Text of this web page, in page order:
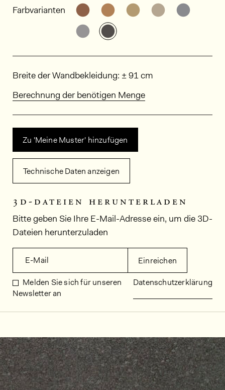
Farbvarianten Weitere Varianten entdecken:
Weitere Varianten
Weitere Varianten
Weitere
Weitere Varianten entdecken:
Weitere Varianten
Abmessungen
Breite der Wandbekleidung: ± 91 cm
Berechnung der benötigen Menge
Zu 'Meine Muster' hinzufügen
Technische Daten anzeigen
3d-dateien herunterladen
Bitte geben Sie Ihre E-Mail-Adresse ein, um die 3D-
Dateien herunterzuladen
E-Mail Einreichen
Melden Sie sich für unseren
Newsletter an
Datenschutzerklärung